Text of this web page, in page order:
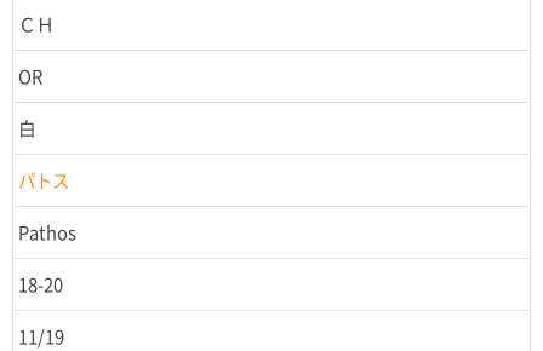
ＣＨ
OR
白
パトス
Pathos
18-20
11/19